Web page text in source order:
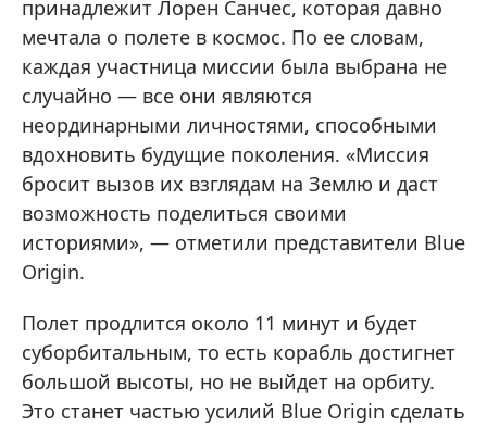
принадлежит Лорен Санчес, которая давно
мечтала о полете в космос. По ее словам,
каждая участница миссии была выбрана не
случайно — все они являются
неординарными личностями, способными
вдохновить будущие поколения. «Миссия
бросит вызов их взглядам на Землю и даст
возможность поделиться своими
историями», — отметили представители Blue
Origin.
Полет продлится около 11 минут и будет
суборбитальным, то есть корабль достигнет
большой высоты, но не выйдет на орбиту.
Это станет частью усилий Blue Origin сделать